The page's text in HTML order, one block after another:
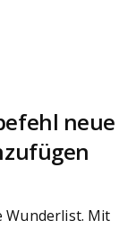
neue
Wunderlist. Mit